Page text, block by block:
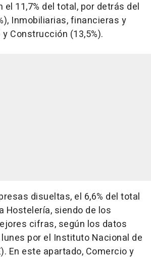
el 11,7% del total, por detrás del
Inmobiliarias, financieras y
Construcción (13,5%).
disueltas, el 6,6% del total
Hostelería, siendo de los
cifras, según los datos
por el Instituto Nacional de
En este apartado, Comercio y